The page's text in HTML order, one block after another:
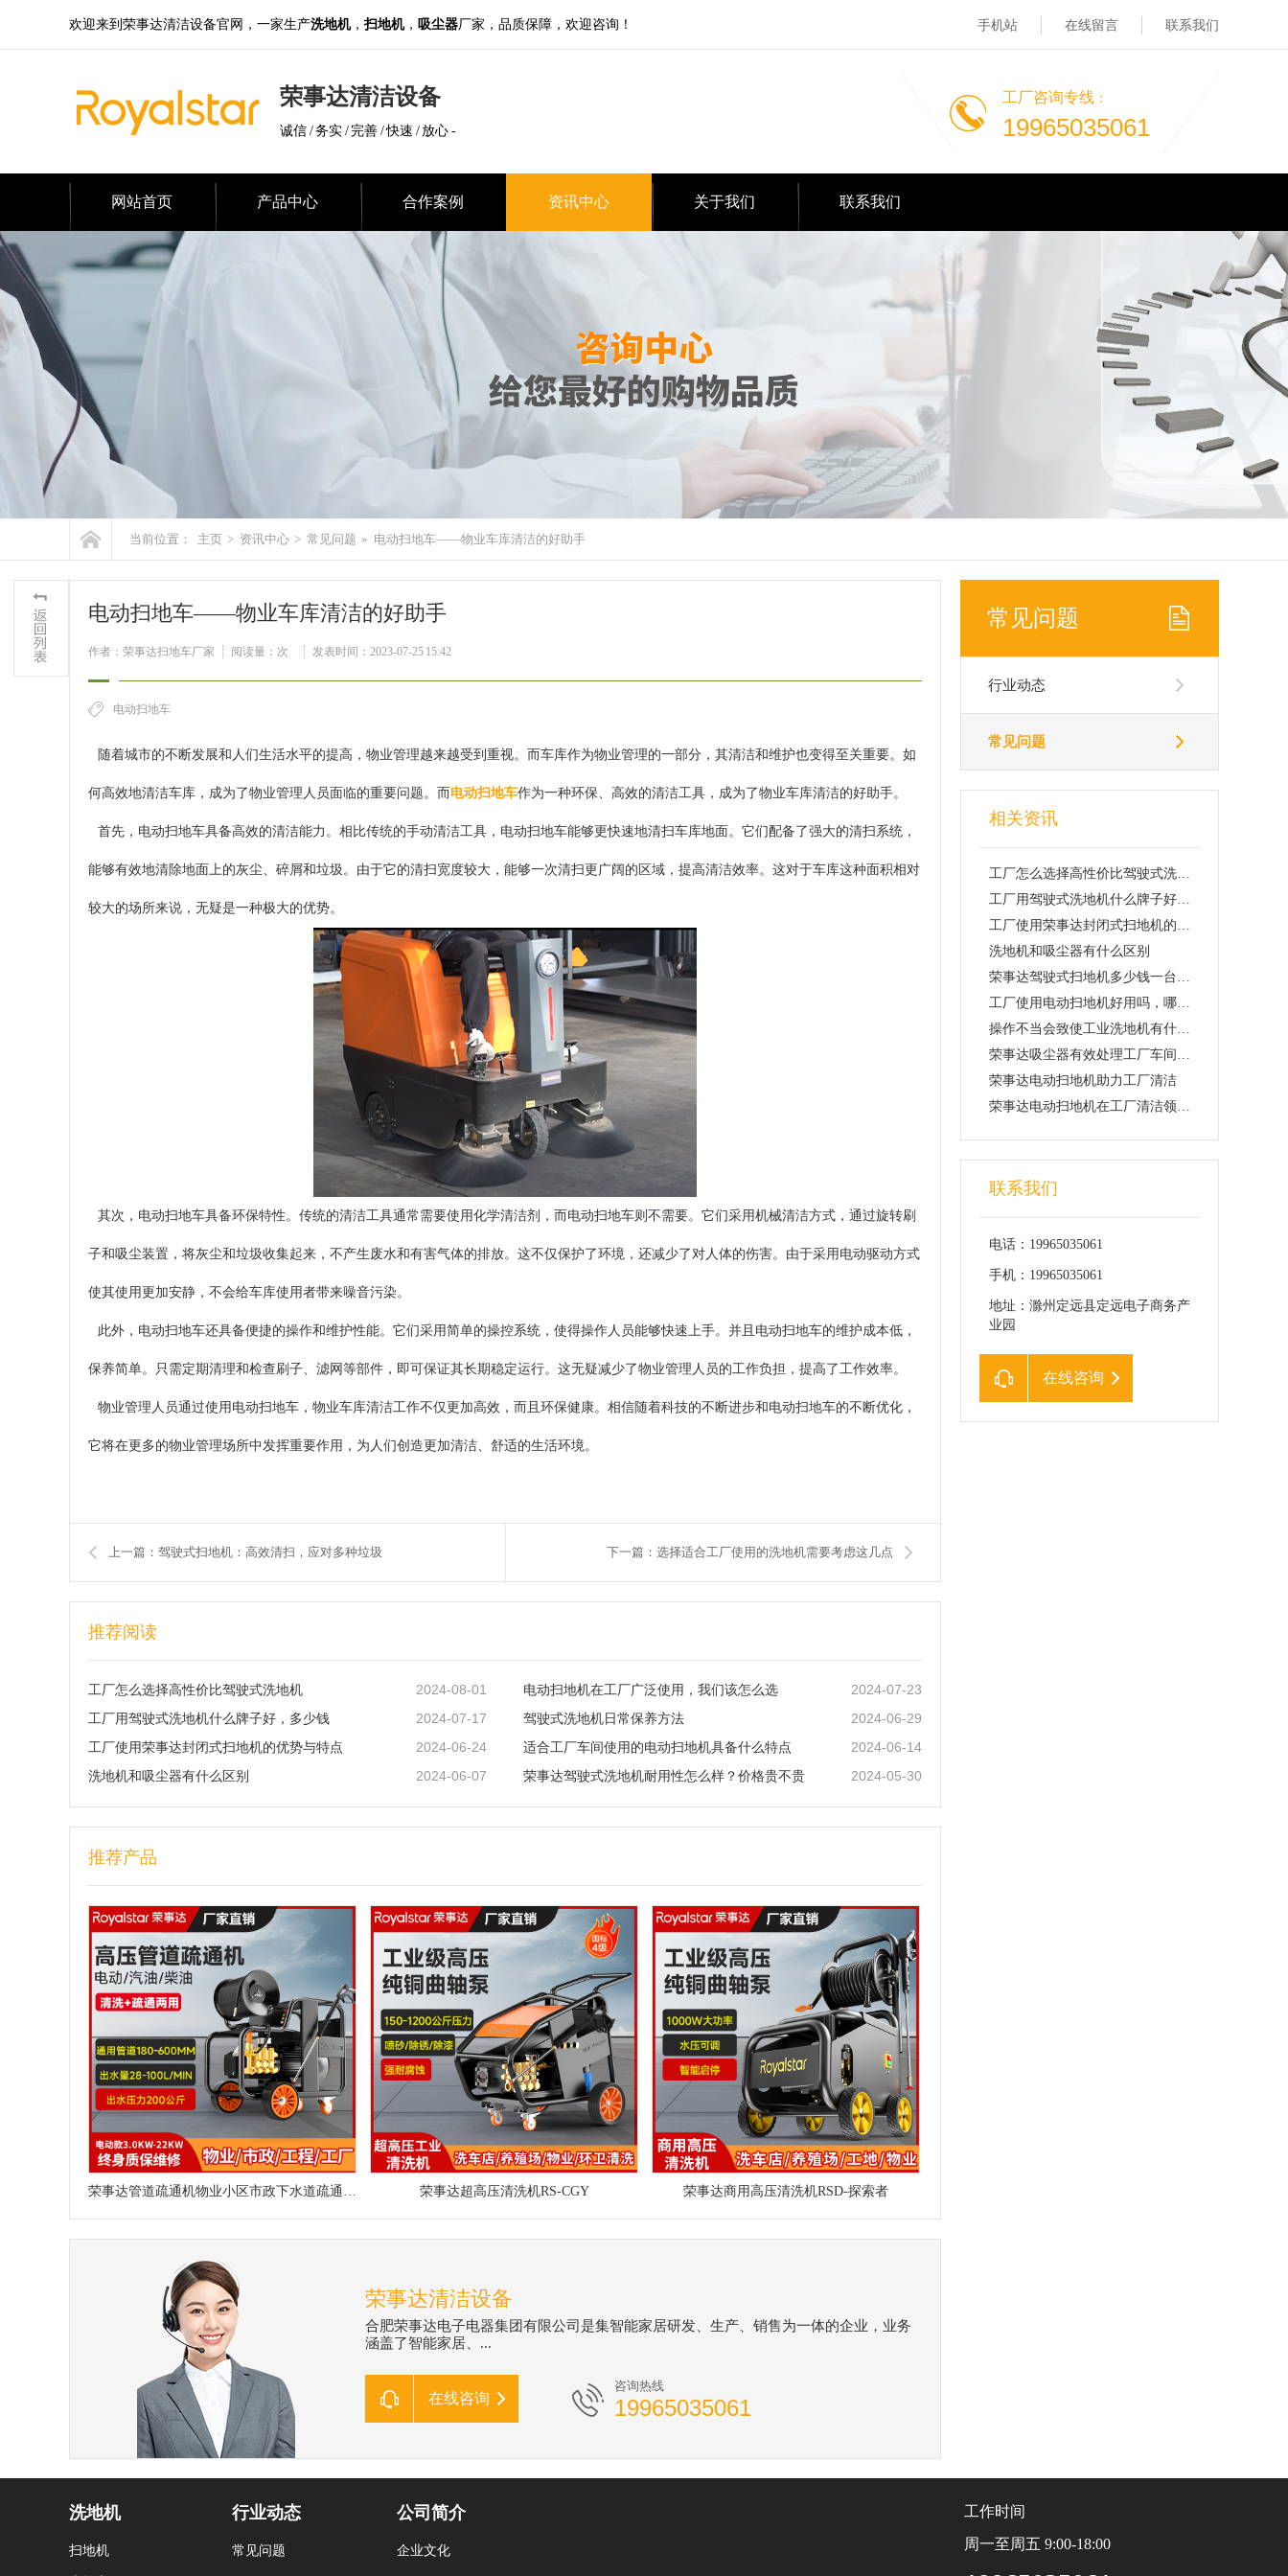
欢迎来到荣事达清洁设备官网，一家生产洗地机， 扫地机， 吸尘器厂家，品质保障，欢迎咨询！ 手机站 在线留言 联系我们
荣事达清洁设备
诚信 / 务实 / 完善 / 快速 / 放心 -
工厂咨询专线 ：
19965035061
网站首页 产品中心 合作案例 资讯中心 关于我们 联系我们
当前位置： 主页 > 资讯中心 > 常见问题 » 电动扫地车——物业车库清洁的好助手
电动扫地车——物业车库清洁的好助手
作者：荣事达扫地车厂家 阅读量： 次 发表时间：2023-07-25 15:42
电动扫地车
随着城市的不断发展和人们生活水平的提高，物业管理越来越受到重视。而车库作为物业管理的一部分，其清洁和维护也变得至关重要。如
何高效地清洁车库，成为了物业管理人员面临的重要问题。而 电动扫地车作为一种环保、高效的清洁工具，成为了物业车库清洁的好助手。
首先，电动扫地车具备高效的清洁能力。相比传统的手动清洁工具，电动扫地车能够更快速地清扫车库地面。它们配备了强大的清扫系统，
能够有效地清除地面上的灰尘、碎屑和垃圾。由于它的清扫宽度较大，能够一次清扫更广阔的区域，提高清洁效率。这对于车库这种面积相对
较大的场所来说，无疑是一种极大的优势。
其次，电动扫地车具备环保特性。传统的清洁工具通常需要使用化学清洁剂，而电动扫地车则不需要。它们采用机械清洁方式，通过旋转刷
子和吸尘装置，将灰尘和垃圾收集起来，不产生废水和有害气体的排放。这不仅保护了环境，还减少了对人体的伤害。由于采用电动驱动方式
使其使用更加安静，不会给车库使用者带来噪音污染。
此外，电动扫地车还具备便捷的操作和维护性能。它们采用简单的操控系统，使得操作人员能够快速上手。并且电动扫地车的维护成本低，
保养简单。只需定期清理和检查刷子、滤网等部件，即可保证其长期稳定运行。这无疑减少了物业管理人员的工作负担，提高了工作效率。
物业管理人员通过使用电动扫地车，物业车库清洁工作不仅更加高效，而且环保健康。相信随着科技的不断进步和电动扫地车的不断优化，
它将在更多的物业管理场所中发挥重要作用，为人们创造更加清洁、舒适的生活环境。
上一篇：驾驶式扫地机：高效清扫，应对多种垃圾 下一篇：选择适合工厂使用的洗地机需要考虑这几点
推荐阅读
工厂怎么选择高性价比驾驶式洗地机 2024-08-01 电动扫地机在工厂广泛使用，我们该怎么选 2024-07-23
工厂用驾驶式洗地机什么牌子好，多少钱 2024-07-17 驾驶式洗地机日常保养方法 2024-06-29
工厂使用荣事达封闭式扫地机的优势与特点 2024-06-24 适合工厂车间使用的电动扫地机具备什么特点 2024-06-14
洗地机和吸尘器有什么区别 2024-06-07 荣事达驾驶式洗地机耐用性怎么样？价格贵不贵 2024-05-30
推荐产品
荣事达管道疏通机物业小区市政下水道疏通神器 荣事达超高压清洗机RS-CGY 荣事达商用高压清洗机RSD-探索者
荣事达清洁设备
合肥荣事达电子电器集团有限公司是集智能家居研发、生产、销售为一体的企业，业务
涵盖了智能家居、...
在线咨询
咨询热线
19965035061
常见问题
行业动态
常见问题
相关资讯
工厂怎么选择高性价比驾驶式洗地机
工厂用驾驶式洗地机什么牌子好，多少钱
工厂使用荣事达封闭式扫地机的优势与特点
洗地机和吸尘器有什么区别
荣事达驾驶式扫地机多少钱一台？适合工厂使用吗
工厂使用电动扫地机好用吗​，哪个牌子的地面清扫车好用
操作不当会致使工业洗地机有什么损害
荣事达吸尘器有效处理工厂车间粉尘问题
荣事达电动扫地机助力工厂清洁
荣事达电动扫地机​在工厂清洁领域的应用越来越广泛
联系我们
电话：19965035061
手机：19965035061
地址：滁州定远县定远电子商务产
业园
在线咨询
洗地机
扫地机
行业动态
常见问题
公司简介
企业文化
工作时间
周一至周五 9:00-18:00